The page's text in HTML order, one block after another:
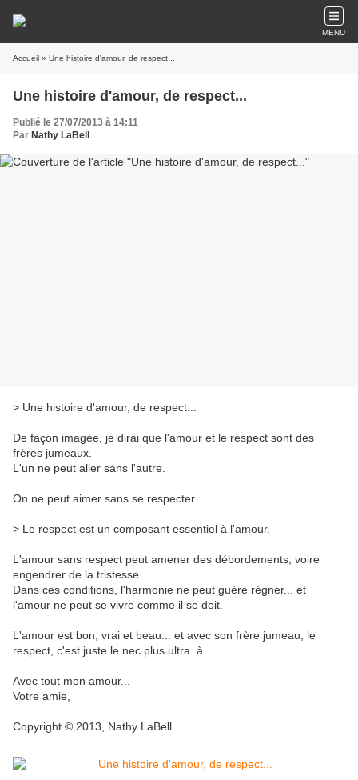
MENU
Accueil » Une histoire d'amour, de respect...
Une histoire d'amour, de respect...
Publié le 27/07/2013 à 14:11
Par Nathy LaBell
> Une histoire d'amour, de respect...
De façon imagée, je dirai que l'amour et le respect sont des
frères jumeaux.
L'un ne peut aller sans l'autre.
On ne peut aimer sans se respecter.
> Le respect est un composant essentiel à l'amour.
L'amour sans respect peut amener des débordements, voire
engendrer de la tristesse.
Dans ces conditions, l'harmonie ne peut guère régner... et
l'amour ne peut se vivre comme il se doit.
L'amour est bon, vrai et beau... et avec son frère jumeau, le
respect, c'est juste le nec plus ultra. à
Avec tout mon amour...
Votre amie,
Copyright © 2013, Nathy LaBell